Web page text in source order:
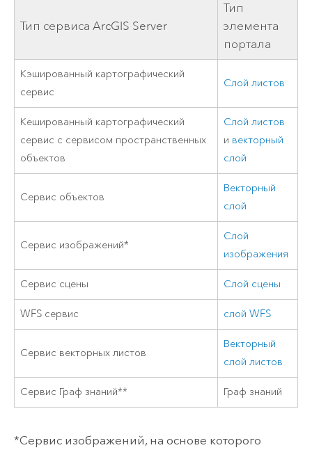
Тип сервисаArcGIS Server
Тип
элемента
портала
Кэшированный картографический
сервис
Слой листов
Кешированный картографический
сервис с сервисом пространственных
объектов
Слой листов
и векторный
слой
Сервис объектов
Векторный
слой
Сервис изображений*
Слой
изображения
Сервис сцены Слой сцены
WFS сервис слой WFS
Сервис векторных листов
Векторный
слой листов
Сервис Граф знаний** Граф знаний
*Сервис изображений, на основе которого